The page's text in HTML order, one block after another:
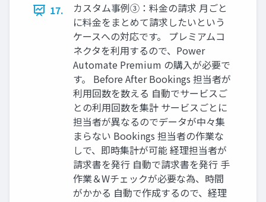
17.
カスタム事例③：料金の請求 月ごと
に料金をまとめて請求したいという
ケースへの対応です。 プレミアムコ
ネクタを利用するので、Power
Automate Premium の購入が必要で
す。 Before After Bookings 担当者が
利用回数を数える 自動でサービスご
との利用回数を集計 サービスごとに
担当者が異なるのでデータが中々集
まらない Bookings 担当者の作業な
しで、即時集計が可能 経理担当者が
請求書を発行 自動で請求書を発行 手
作業＆Wチェックが必要な為、時間
がかかる 自動で作成するので、経理